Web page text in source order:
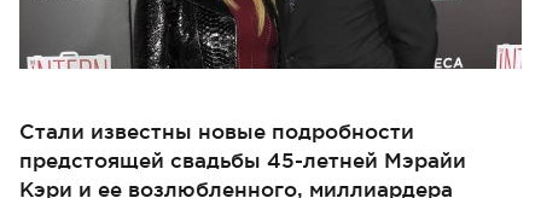
Стали известны новые подробности
предстоящей свадьбы 45-летней Мэрайи
Кэри и ее возлюбленного, миллиардера